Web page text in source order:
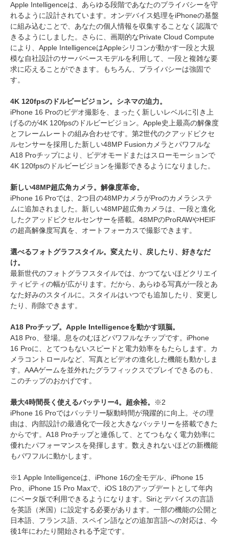
Apple Intelligenceは、あらゆる段階であなたのプライバシーを守
れるように設計されています。オンデバイス処理をiPhoneの基盤
に組み込むことで、あなたの個人情報を収集することなく認識で
きるようにしました。さらに、画期的なPrivate Cloud Compute
により、Apple IntelligenceはAppleシリコンが動かす一段と大規
模な自社設計のサーバベースモデルを利用して、一段と複雑な要
求に応えることができます。もちろん、プライバシーは強固で
す。
4K 120fpsのドルビービジョン。シネマの迫力。
iPhone 16 Proのビデオ撮影を、まったく新しいレベルに引き上
げるのが4K 120fpsのドルビービジョン。Apple史上最高の解像度
とフレームレートの組み合わせです。第2世代のクアッドピクセ
ルセンサーを採用した新しい48MP Fusionカメラとパワフルな
A18 Proチップにより、ビデオモードまたはスローモーションで
4K 120fpsのドルビービジョンを撮影できるようになりました。
新しい48MP超広角カメラ。解像度革命。
iPhone 16 Proでは、2つ目の48MPカメラがProのカメラシステ
ムに追加されました。新しい48MP超広角カメラは、一段と進化
したクアッドピクセルセンサーを搭載。48MPのProRAWやHEIF
の超高解像度写真を、オートフォーカスで撮影できます。
選べるフォトグラフスタイル。変えたり、戻したり、好きなだ
け。
最新世代のフォトグラフスタイルでは、かつてないほどクリエイ
ティビティの幅が広がります。だから、あらゆる写真が一段とあ
なた好みのスタイルに。スタイルはいつでも追加したり、変更し
たり、削除できます。
A18 Proチップ。Apple Intelligenceを動かす頭脳。
A18 Pro、登場。息をのむほどパワフルなチップです。iPhone
16 Proに、とてつもないスピードと電力効率をもたらします。カ
メラコントロールなど、写真とビデオの進化した機能も動かしま
す。AAAゲームを並外れたグラフィックスでプレイできるのも、
このチップのおかげです。
最大4時間長く使えるバッテリー4。超余裕。
※2
iPhone 16 Proではバッテリー駆動時間が飛躍的に向上。その理
由は、内部設計の最適化で一段と大きなバッテリーを搭載できた
からです。A18 Proチップと連係して、とてつもなく電力効率に
優れたパフォーマンスを発揮します。数えきれないほどの新機能
もパワフルに動かします。
※1 Apple Intelligenceは、iPhone 16の全モデル、iPhone 15
Pro、iPhone 15 Pro Maxで、iOS 18のアップデートとして年内
にベータ版で利用できるようになります。Siriとデバイスの言語
を英語（米国）に設定する必要があります。一部の機能の公開と
日本語、フランス語、スペイン語などの追加言語への対応は、今
後1年にわたり開始される予定です。